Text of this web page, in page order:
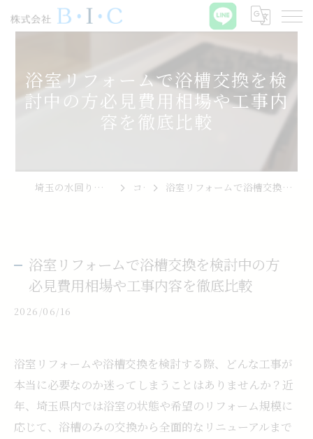
浴室リフォームで浴槽交換を検
討中の方必見費用相場や工事内
容を徹底比較
埼玉の水回りリフォームなら株式会社B･I･C コラム 浴室リフォームで浴槽交換を検討中の方必見費用相場や工事内容を徹底比較
浴室リフォームで浴槽交換を検討中の方
必見費用相場や工事内容を徹底比較
2026/06/16
浴室リフォームや浴槽交換を検討する際、どんな工事が
本当に必要なのか迷ってしまうことはありませんか？近
年、埼玉県内では浴室の状態や希望のリフォーム規模に
応じて、浴槽のみの交換から全面的なリニューアルまで